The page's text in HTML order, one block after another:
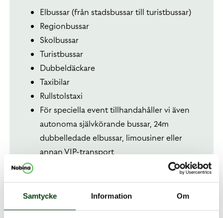
Samtycke Information Om
Elbussar (från stadsbussar till turistbussar)
Regionbussar
Skolbussar
Turistbussar
Dubbeldäckare
Taxibilar
Rullstolstaxi
För speciella event tillhandahåller vi även
autonoma självkörande bussar, 24m
dubbelledade elbussar, limousiner eller
annan VIP-transport
Modernt och uppkopplat